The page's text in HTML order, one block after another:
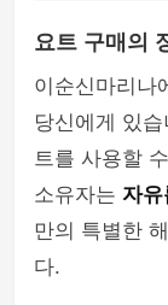
요트 구매의
이순신마리나
당신에게 있
트를 사용할
소유자는 자
만의 특별한
다.